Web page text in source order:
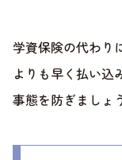
学資保険の代わり
よりも早く払い込
事態を防ぎましょ